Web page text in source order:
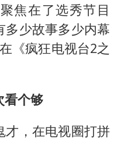
风雨时段已锁定
盘烂尾恒大文旅城
老人被城管撞倒后离世亲属质疑记录仪
焦在了选秀节目
多少故事多少内幕
《疯狂电视台2之
看个够
才，在电视圈打拼